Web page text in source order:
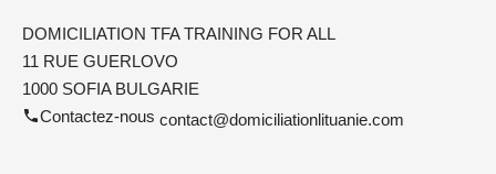
DOMICILIATION TFA TRAINING FOR ALL
11 RUE GUERLOVO
1000 SOFIA BULGARIE
Contactez-nous contact@domiciliationlituanie.com